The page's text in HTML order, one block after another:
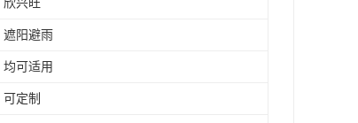
欣兴旺
遮阳避雨
均可适用
可定制